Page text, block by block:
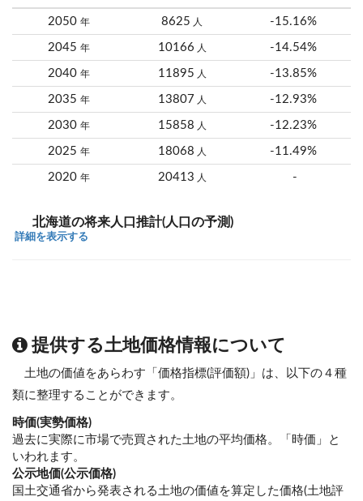
2050 年 8625 人 -15.16%
2045 年 10166 人 -14.54%
2040 年 11895 人 -13.85%
2035 年 13807 人 -12.93%
2030 年 15858 人 -12.23%
2025 年 18068 人 -11.49%
2020 年 20413 人 -
北海道の将来人口推計(人口の予測)
詳細を表示する
提供する土地価格情報について
土地の価値をあらわす「価格指標(評価額)」は、以下の４種
類に整理することができます。
時価(実勢価格)
過去に実際に市場で売買された土地の平均価格。「時価」と
いわれます。
公示地価(公示価格)
国土交通省から発表される土地の価値を算定した価格(土地評